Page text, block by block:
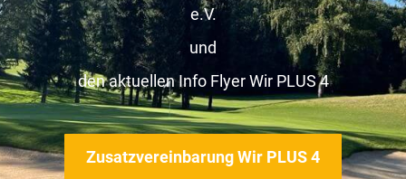
e.V.
und
den aktuellen Info Flyer Wir PLUS 4
Zusatzvereinbarung Wir PLUS 4